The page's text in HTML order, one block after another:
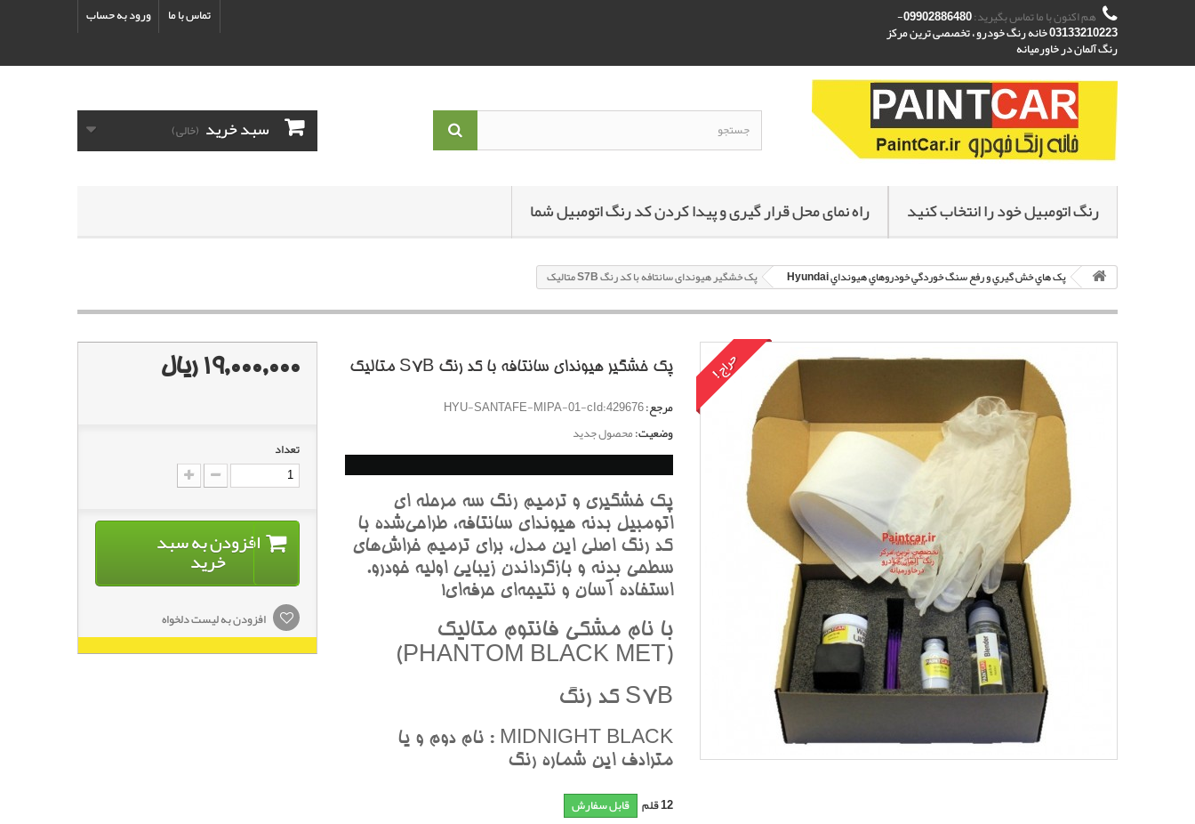
ورود به حساب تماس با ما هم اکنون با ما تماس بگیرید: 09902886480-
03133210223 خانه رنگ خودرو ، تخصصی ترین مرکز
رنگ آلمان در خاورمیانه
سبد خرید (خالی)
رنگ اتومبیل خود را انتخاب کنید راه نمای محل قرار گیری و پیدا کردن کد رنگ اتومبیل شما
پک هاي خش گيري و رفع سنگ خوردگي خودروهاي هيونداي Hyundai پک خشگير هیوندای سانتافه با کد رنگ S7B متاليک
حراج! پک خشگير هیوندای سانتافه با کد رنگ S7B متاليک
مرجع:HYU-SANTAFE-MIPA-01-cId:429676
وضعیت:محصول جدید
پک خشگيري و ترميم رنگ سه مرحله اي
اتومبيل بدنه هيونداي سانتافه، طراحي‌شده با
کد رنگ اصلي اين مدل، براي ترميم خراش‌هاي
سطحي بدنه و بازگرداندن زيبايي اوليه خودرو.
استفاده آسان و نتيجه‌اي حرفه‌اي!
با نام مشکي فانتوم متاليک
(PHANTOM BLACK MET)
S7B کد رنگ
MIDNIGHT BLACK : نام دوم و يا
مترادف اين شماره رنگ
12قلم قابل سفارش
19,000,000 ریال
تعداد
افزودن به سبد
خرید
افزودن به لیست دلخواه